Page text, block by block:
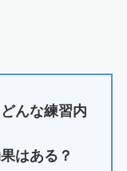
んな練習内
はある？